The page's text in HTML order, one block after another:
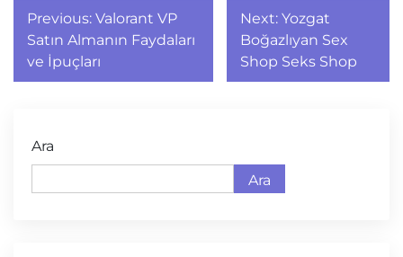
Yazı
gezinmesi
Previous: Valorant VP
Satın Almanın Faydaları
ve İpuçları
Next: Yozgat
Boğazlıyan Sex
Shop Seks Shop
Ara
Ara